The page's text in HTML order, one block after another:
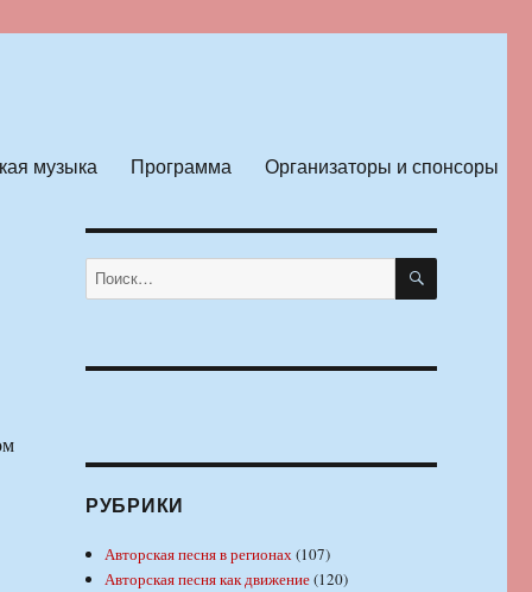
музыка Программа Организаторы и спонсоры
Искать: ПОИСК
РУБРИКИ
Авторская песня в регионах(107)
Авторская песня как движение(120)